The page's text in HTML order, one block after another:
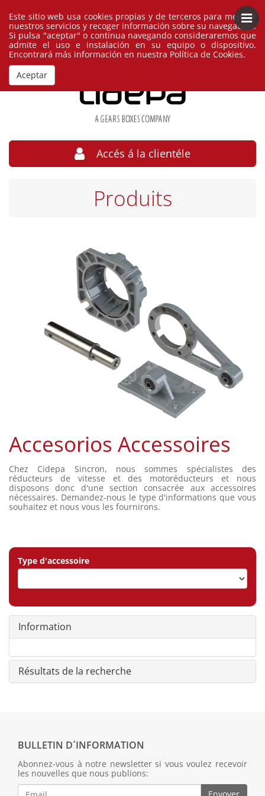
Français España
Accés á la clientéle
Produits
Accesorios Accessoires
Chez Cidepa Sincron, nous sommes spécialistes des
réducteurs de vitesse et des motoréducteurs et nous
disposons donc d'une section consacrée aux accessoires
nécessaires. Demandez-nous le type d'informations que vous
souhaitez et nous vous les fournirons.
Type d'accessoire
Information
Résultats de la recherche
BULLETIN D´INFORMATION
Abonnez-vous à notre newsletter si vous voulez recevoir
les nouvelles que nous publions:
Este sitio web usa cookies propias y de terceros para mejorar
nuestros servicios y recoger información sobre su navegación.
Si pulsa "aceptar" o continua navegando consideraremos que
admite el uso e instalación en su equipo o dispositivo.
Encontrará más información en nuestra Política de Cookies.
Aceptar